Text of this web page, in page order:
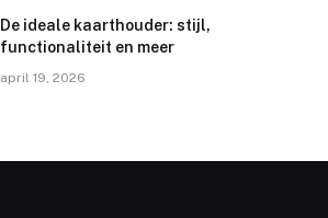
De ideale kaarthouder: stijl,
functionaliteit en meer
april 19, 2026